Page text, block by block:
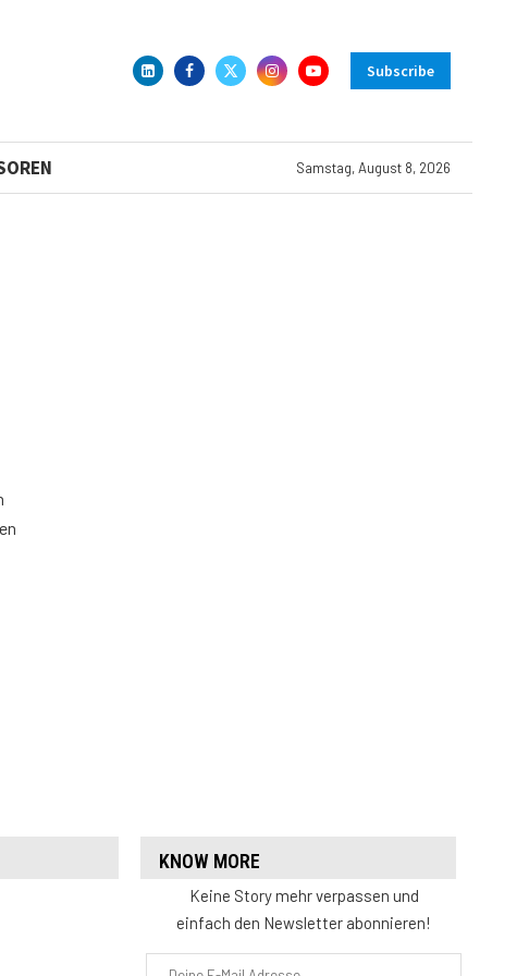
Subscribe
Samstag, August 8, 2026
KNOW MORE
Keine Story mehr verpassen und
einfach den Newsletter abonnieren!